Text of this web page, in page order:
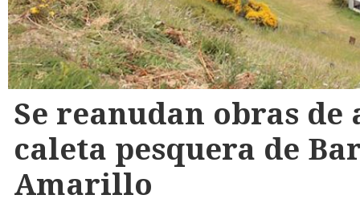
Se reanudan obras
caleta pesquera de
Amarillo